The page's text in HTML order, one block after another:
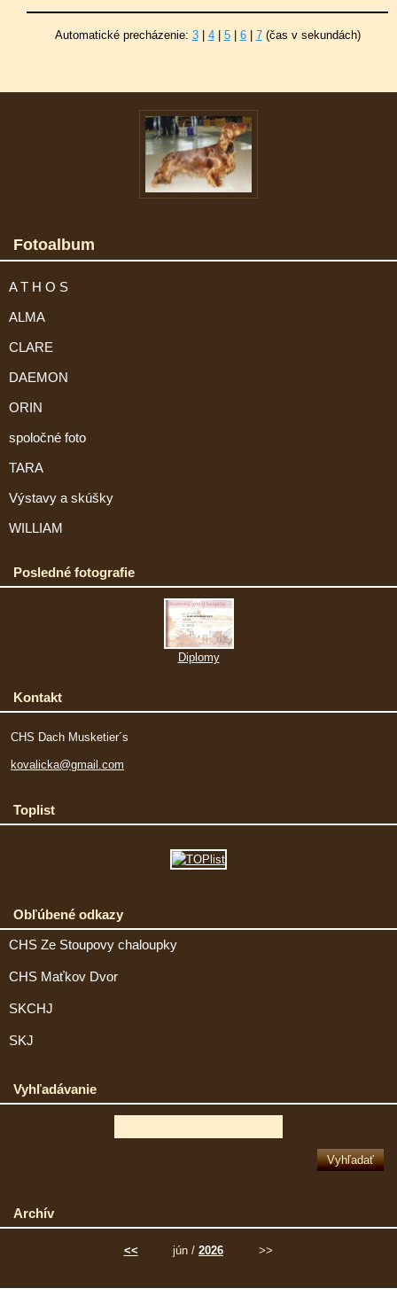
Automatické precházenie: 3| 4| 5| 6| 7(čas v sekundách)
Fotoalbum
A T H O S
ALMA
CLARE
DAEMON
ORIN
spoločné foto
TARA
Výstavy a skúšky
WILLIAM
Posledné fotografie
Diplomy
Kontakt
CHS Dach Musketier´s
kovalicka@gmail.com
Toplist
Obľúbené odkazy
CHS Ze Stoupovy chaloupky
CHS Maťkov Dvor
SKCHJ
SKJ
Vyhľadávanie
Archív
<< jún / 2026 >>